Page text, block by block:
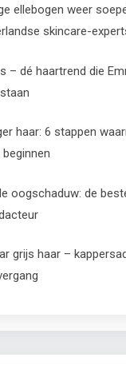
ellebogen weer
skincare-
– dé haartrend die
haar: 6 stappen
oogschaduw: de
grijs haar –